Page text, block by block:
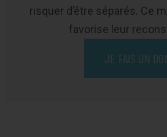
risquer d’être séparés. Ce
favorise leur
JE FAIS UN